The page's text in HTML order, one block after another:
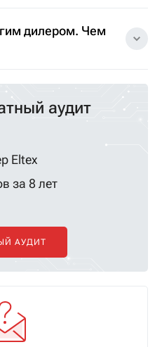
дилером. Чем
аудит
Eltex
за 8 лет
АУДИТ